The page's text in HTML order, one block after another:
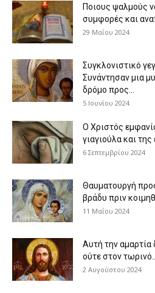
Ποιους ψαλμούς
συμφορές και
29 Μαΐου 2024
Συγκλονιστικό
Συνάντησαν μια
δρόμο προς...
5 Ιουνίου 2024
Ο Χριστός
γιαγιούλα και της
6 Σεπτεμβρίου 2024
Θαυματουργή
βράδυ πριν
11 Μαΐου 2024
Αυτή την
ούτε στον τωρινό...
2 Αυγούστου 2024